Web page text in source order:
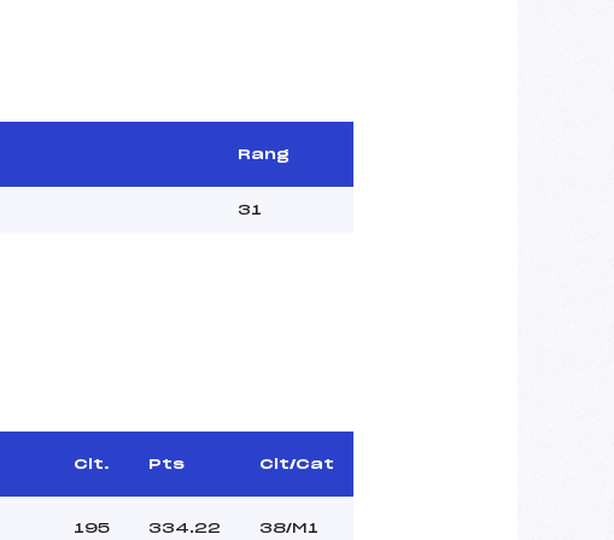
Rang
31
Clt. Pts Clt/Cat
195 334.22 38/M1